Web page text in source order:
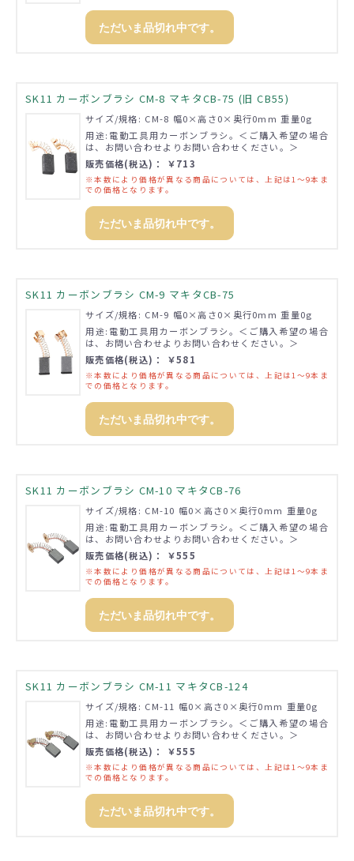
ただいま品切れ中です。
SK11 カーボンブラシ CM-8 マキタCB-75 (旧 CB55)
サイズ/規格: CM-8 幅0×高さ0×奥行0mm 重量0g
用途:電動工具用カーボンブラシ。＜ご購入希望の場合
は、お問い合わせよりお問い合わせください。＞
販売価格(税込)： ￥713
※本数により価格が異なる商品については、上記は1～9本ま
での価格となります。
ただいま品切れ中です。
SK11 カーボンブラシ CM-9 マキタCB-75
サイズ/規格: CM-9 幅0×高さ0×奥行0mm 重量0g
用途:電動工具用カーボンブラシ。＜ご購入希望の場合
は、お問い合わせよりお問い合わせください。＞
販売価格(税込)： ￥581
※本数により価格が異なる商品については、上記は1～9本ま
での価格となります。
ただいま品切れ中です。
SK11 カーボンブラシ CM-10 マキタCB-76
サイズ/規格: CM-10 幅0×高さ0×奥行0mm 重量0g
用途:電動工具用カーボンブラシ。＜ご購入希望の場合
は、お問い合わせよりお問い合わせください。＞
販売価格(税込)： ￥555
※本数により価格が異なる商品については、上記は1～9本ま
での価格となります。
ただいま品切れ中です。
SK11 カーボンブラシ CM-11 マキタCB-124
サイズ/規格: CM-11 幅0×高さ0×奥行0mm 重量0g
用途:電動工具用カーボンブラシ。＜ご購入希望の場合
は、お問い合わせよりお問い合わせください。＞
販売価格(税込)： ￥555
※本数により価格が異なる商品については、上記は1～9本ま
での価格となります。
ただいま品切れ中です。